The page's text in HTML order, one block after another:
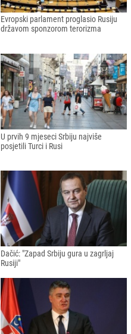
Evropski parlament proglasio Rusiju
državom sponzorom terorizma
U prvih 9 mjeseci Srbiju najviše
posjetili Turci i Rusi
Dačić: "Zapad Srbiju gura u zagrljaj
Rusiji"